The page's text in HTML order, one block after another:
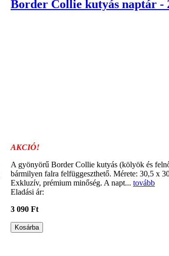
Border Collie kutyás naptár -
AKCIÓ!
A gyönyörű Border Collie kutyás (kölyök és
bármilyen falra felfüggeszthető. Mérete: 30,5 x
Exkluzív, prémium minőség. A napt... tovább
Eladási ár:
3 090 Ft